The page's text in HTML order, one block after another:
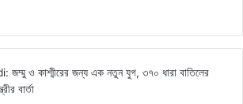
ও কাশ্মীরের জন্য এক নতুন যুগ, ৩৭০ ধারা বাতিলের
বার্তা